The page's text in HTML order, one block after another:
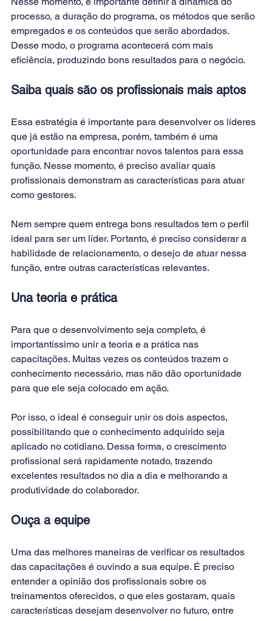
processo, a duração do programa, os métodos que serão
empregados e os conteúdos que serão abordados.
Desse modo, o programa acontecerá com mais
eficiência, produzindo bons resultados para o negócio.
Saiba quais são os profissionais mais aptos
Essa estratégia é importante para desenvolver os líderes
que já estão na empresa, porém, também é uma
oportunidade para encontrar novos talentos para essa
função. Nesse momento, é preciso avaliar quais
profissionais demonstram as características para atuar
como gestores.
Nem sempre quem entrega bons resultados tem o perfil
ideal para ser um líder. Portanto, é preciso considerar a
habilidade de relacionamento, o desejo de atuar nessa
função, entre outras características relevantes.
Una teoria e prática
Para que o desenvolvimento seja completo, é
importantíssimo unir a teoria e a prática nas
capacitações. Muitas vezes os conteúdos trazem o
conhecimento necessário, mas não dão oportunidade
para que ele seja colocado em ação.
Por isso, o ideal é conseguir unir os dois aspectos,
possibilitando que o conhecimento adquirido seja
aplicado no cotidiano. Dessa forma, o crescimento
profissional será rapidamente notado, trazendo
excelentes resultados no dia a dia e melhorando a
produtividade do colaborador.
Ouça a equipe
Uma das melhores maneiras de verificar os resultados
das capacitações é ouvindo a sua equipe. É preciso
entender a opinião dos profissionais sobre os
treinamentos oferecidos, o que eles gostaram, quais
características desejam desenvolver no futuro, entre